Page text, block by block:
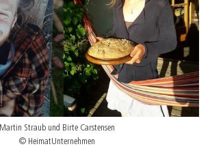
Martin Straub und Birte Carstensen
© HeimatUnternehmen